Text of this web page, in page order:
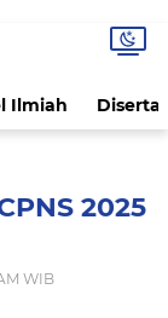
Ilmiah
2025
WIB